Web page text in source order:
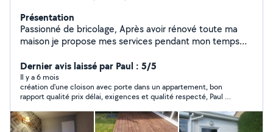
Présentation
Passionné de bricolage, Après avoir rénové toute ma
maison je propose mes services pendant mon temps
suis a l'écoute de toutes propositions de chantier. Je
travaille soigneusement et minutieusement.
Dernier avis laissé par Paul : 5/5
Il y a 6 mois
création d'une cloison avec porte dans un appartement, bon
rapport qualité prix délai, exigences et qualité respecté, Paul a